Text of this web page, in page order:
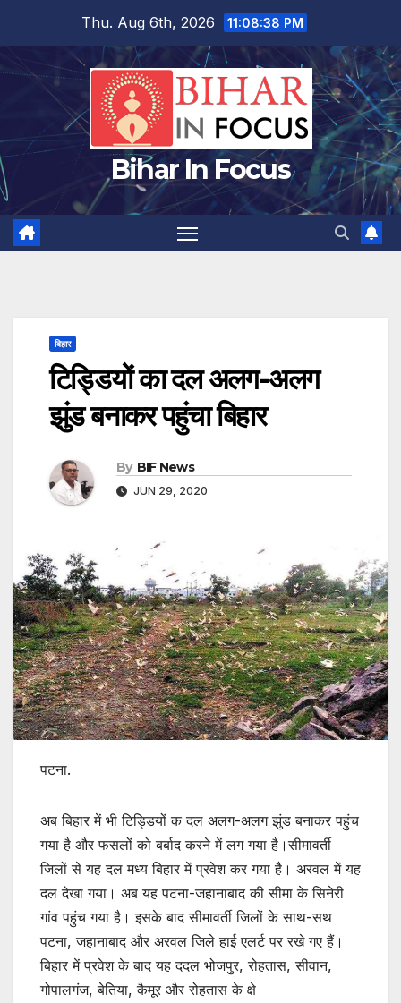
content
Thu. Aug 6th, 2026 11:08:38 PM
Bihar In Focus
बिहार
टिड्डियों का दल अलग-अलग
झुंड बनाकर पहुंचा बिहार
By BIF News
JUN 29, 2020
पटना.
अब बिहार में भी टिड्डियों क दल अलग-अलग झुंड बनाकर पहुंच
गया है और फसलों को बर्बाद करने में लग गया है।सीमावर्ती
जिलों से यह दल मध्य बिहार में प्रवेश कर गया है। अरवल में यह
दल देखा गया। अब यह पटना-जहानाबाद की सीमा के सिनेरी
गांव पहुंच गया है। इसके बाद सीमावर्ती जिलों के साथ-सथ
पटना, जहानाबाद और अरवल जिले हाई एलर्ट पर रखे गए हैं।
बिहार में प्रवेश के बाद यह ददल भोजपुर, रोहतास, सीवान,
गोपालगंज, बेतिया, कैमूर और रोहतास के क्षे